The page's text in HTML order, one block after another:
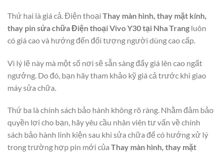
Thứ hai là giá cả. Điện thoại Thay màn hình, thay mặt kính,
thay pin sửa chữa Điện thoại Vivo Y30 tại Nha Trang luôn
có giá cao và hướng đến đối tượng người dùng cao cấp.
Vì lý lẽ này mà một số nơi sẽ sẵn sàng đẩy giá lên cao ngất
ngưởng. Do đó, bạn hãy tham khảo kỹ giá cả trước khi giao
máy sửa chữa.
Thứ ba là chính sách bảo hành không rõ ràng. Nhằm đảm bảo
quyền lợi cho bạn, hãy yêu cầu nhân viên tư vấn về chính
sách bảo hành linh kiện sau khi sửa chữa để có hướng xử lý
trong trường hợp pin mới của Thay màn hình, thay mặt